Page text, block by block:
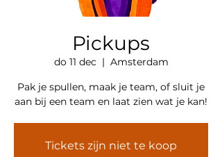
Pickups
do 11 dec
  |
Amsterdam
Pak je spullen, maak je team, of sluit je
aan bij een team en laat zien wat je kan!
Tickets zijn niet te koop